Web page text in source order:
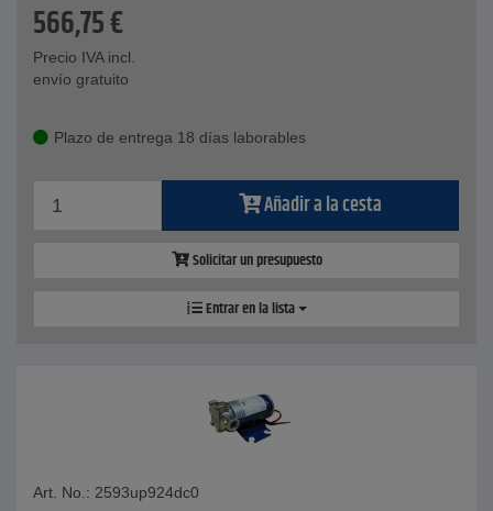
566,75€
Precio IVA incl.
envío gratuito
Plazo de entrega 18 días laborables
Añadir a la cesta
Solicitar un presupuesto
Entrar en la lista
Art. No.: 2593up924dc0